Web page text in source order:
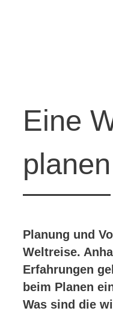
Eine
planen
Planung und
Weltreise.
Erfahrungen
beim Planen
Was sind die